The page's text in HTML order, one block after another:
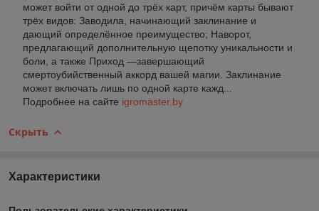
может войти от одной до трёх карт, причём карты бывают
трёх видов: Заводила, начинающий заклинание и
дающий определённое преимущество; Наворот,
предлагающий дополнительную щепотку уникальности и
боли, а также Приход —завершающий
смертоубийственный аккорд вашей магии. Заклинание
может включать лишь по одной карте кажд...
Подробнее на сайте igromaster.by
Скрыть
Характеристики